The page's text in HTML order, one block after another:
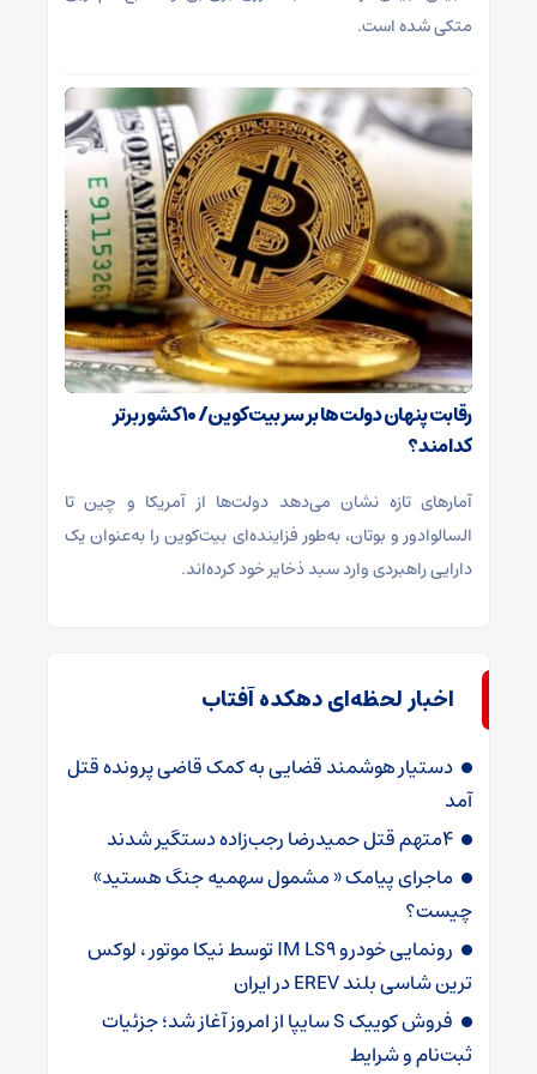
متکی شده است.
رقابت پنهان دولت‌ها بر سر بیت‌کوین/ ۱۰ کشور برتر
کدامند؟
آمارهای تازه نشان می‌دهد دولت‌ها از آمریکا و چین تا
السالوادور و بوتان، به‌طور فزاینده‌ای بیت‌کوین را به‌عنوان یک
دارایی راهبردی وارد سبد ذخایر خود کرده‌اند.
اخبار لحظه‌ای دهکده آفتاب
دستیار هوشمند قضایی به کمک قاضی پرونده قتل
آمد
4متهم قتل حمیدرضا رجب‌زاده دستگیر شدند
ماجرای پیامک « مشمول سهمیه جنگ هستید»
چیست؟
رونمایی خودرو IM LS9 توسط نیکا موتور ، لوکس
ترین شاسی بلند EREV در ایران
فروش کوییک S سایپا از امروز آغاز شد؛ جزئیات
ثبت‌نام و شرایط